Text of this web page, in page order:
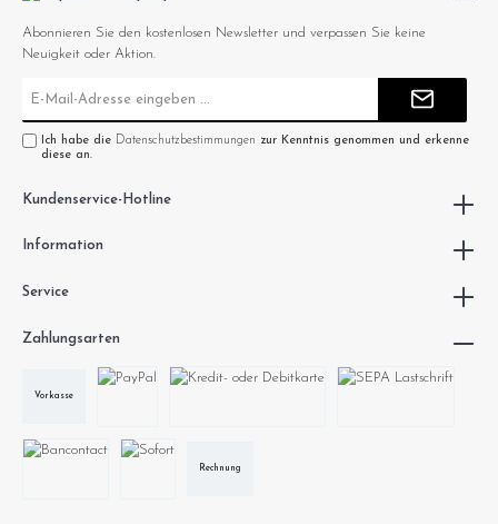
Zahlungsarten
Vorkasse
Rechnung
Abonnieren Sie den kostenlosen Newsletter und verpassen Sie keine
Neuigkeit oder Aktion.
Ich habe die Datenschutzbestimmungen zur Kenntnis genommen und erkenne
diese an.
Kundenservice-Hotline
Information
Service